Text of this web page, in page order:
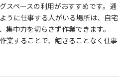
スペースの利用がおすすめです。通
うに仕事する人がいる場所は、自宅
集中力を切らさず作業できます。
業することで、飽きることなく仕事